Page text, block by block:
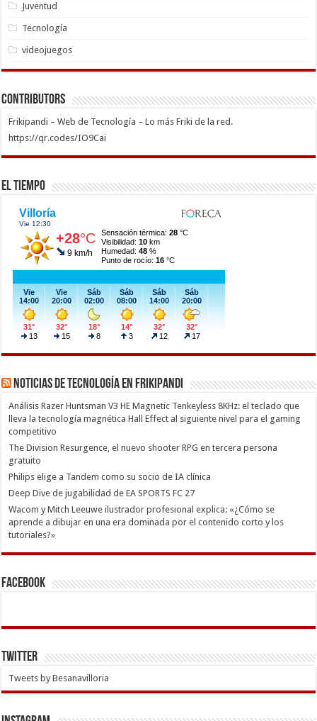
Juventud
Tecnología
videojuegos
Contributors
Frikipandi – Web de Tecnología – Lo más Friki de la red.
https://qr.codes/IO9Cai
El Tiempo
Noticias de Tecnología en Frikipandi
Análisis Razer Huntsman V3 HE Magnetic Tenkeyless 8KHz: el teclado que
lleva la tecnología magnética Hall Effect al siguiente nivel para el gaming
competitivo
The Division Resurgence, el nuevo shooter RPG en tercera persona
gratuito
Philips elige a Tandem como su socio de IA clínica
Deep Dive de jugabilidad de EA SPORTS FC 27
Wacom y Mitch Leeuwe ilustrador profesional explica: «¿Cómo se
aprende a dibujar en una era dominada por el contenido corto y los
tutoriales?»
Facebook
Twitter
Tweets by Besanavilloria